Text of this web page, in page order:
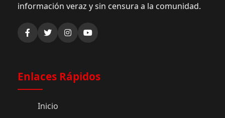
información veraz y sin censura a la comunidad.
Enlaces Rápidos
Inicio